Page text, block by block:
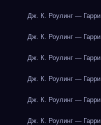
Дж. К. Роулинг —
Дж. К. Роулинг —
Дж. К. Роулинг —
Дж. К. Роулинг —
Дж. К. Роулинг —
Дж. К. Роулинг —